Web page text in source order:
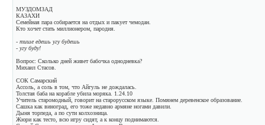
МУЗДОМЗАД
КАЗАХИ
Семейная пара собирается на отдых и пакует чемодан.
Кто хочет стать миллионером, пародия.
- тише едешь угу будешь
- угу буду!
Вопрос: Сколько дней живет бабочка однодневка?
Михаил Стасов.
СОК Самарский
Ассоль, а соль в том, что Айгуль не дождалась.
Толстая баба на корабле убила моряка. 1.24.10
Учитель старомодный, говорит на старорусском языке. Помянем деревенское образование.
Сашка как виноград, его тоже недавно армяне ногами давили.
Дыня торпеда, а по сути колхозница.
Жюри как тесто, всю игру сидят, а к концу поднимаются.